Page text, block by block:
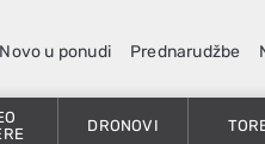
Novo u ponudi Prednarudžbe
DRONOVI